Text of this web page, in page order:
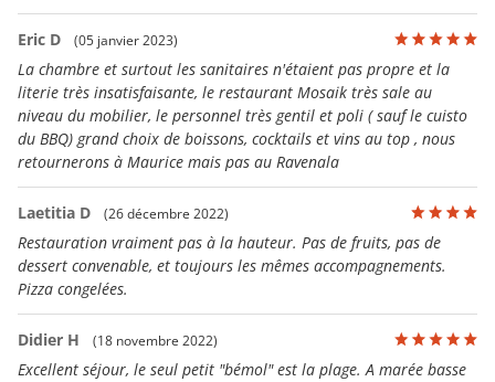
Eric D (05 janvier 2023)
La chambre et surtout les sanitaires n'étaient pas propre et la
literie très insatisfaisante, le restaurant Mosaik très sale au
niveau du mobilier, le personnel très gentil et poli ( sauf le cuisto
du BBQ) grand choix de boissons, cocktails et vins au top , nous
retournerons à Maurice mais pas au Ravenala
Laetitia D (26 décembre 2022)
Restauration vraiment pas à la hauteur. Pas de fruits, pas de
dessert convenable, et toujours les mêmes accompagnements.
Pizza congelées.
Didier H (18 novembre 2022)
Excellent séjour, le seul petit "bémol" est la plage. A marée basse